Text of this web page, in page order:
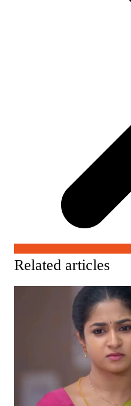
Related articles